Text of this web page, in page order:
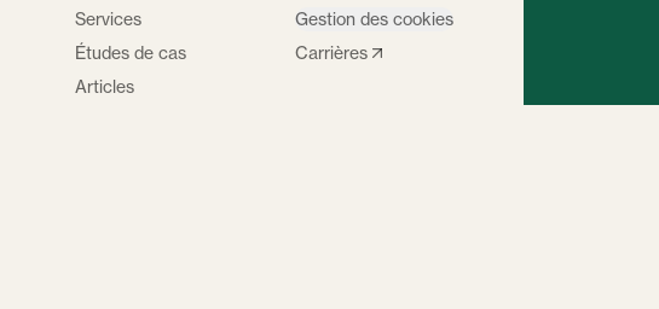
Services
Études de cas
Articles
Gestion des cookies
Carrières